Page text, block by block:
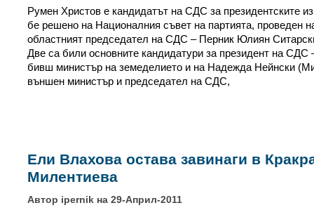
Румен Христов е кандидатът на СДС за президентските
бе решено на Националния съвет на партията, проведен
областният председател на СДС – Перник Юлиян
Две са били основните кандидатури за президент на СДС
бивш министър на земеделието и на Надежда Нейнски
външен министър и председател на СДС,
Ели Влахова остава завинаги в
Милентиева
Автор ipernik на 29-Април-2011